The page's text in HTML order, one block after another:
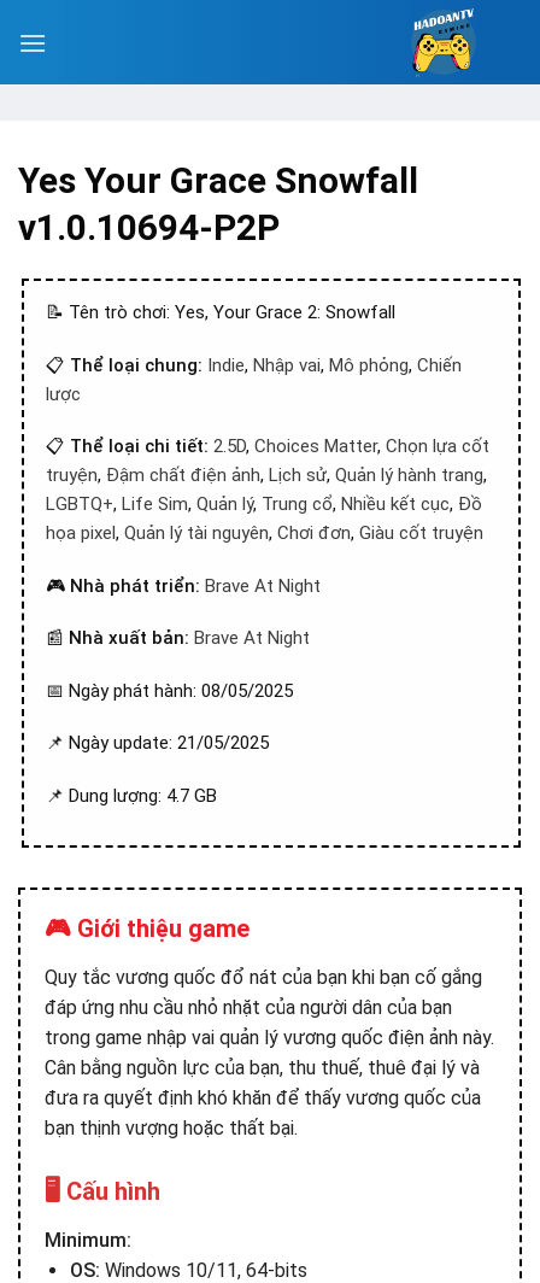
Yes Your Grace Snowfall
v1.0.10694-P2P
📝 Tên trò chơi: Yes, Your Grace 2: Snowfall
📋 Thể loại chung: Indie, Nhập vai, Mô phỏng, Chiến
lược
📋 Thể loại chi tiết: 2.5D, Choices Matter, Chọn lựa cốt
truyện, Đậm chất điện ảnh, Lịch sử, Quản lý hành trang,
LGBTQ+, Life Sim, Quản lý, Trung cổ, Nhiều kết cục, Đồ
họa pixel, Quản lý tài nguyên, Chơi đơn, Giàu cốt truyện
🎮 Nhà phát triển: Brave At Night
📰 Nhà xuất bản: Brave At Night
📅 Ngày phát hành: 08/05/2025
📌 Ngày update: 21/05/2025
📌 Dung lượng: 4.7 GB
🎮 Giới thiệu game
Quy tắc vương quốc đổ nát của bạn khi bạn cố gắng
đáp ứng nhu cầu nhỏ nhặt của người dân của bạn
trong game nhập vai quản lý vương quốc điện ảnh này.
Cân bằng nguồn lực của bạn, thu thuế, thuê đại lý và
đưa ra quyết định khó khăn để thấy vương quốc của
bạn thịnh vượng hoặc thất bại.
🖥️ Cấu hình
Minimum:
OS: Windows 10/11, 64-bits